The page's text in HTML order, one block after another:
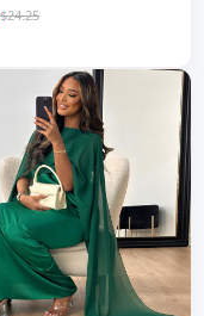
$24.25